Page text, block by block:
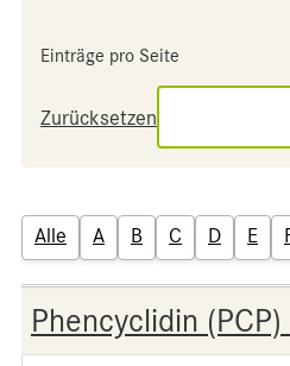
Einträge pro Seite
Zurücksetzen
Alle A B C D E
Phencyclidin